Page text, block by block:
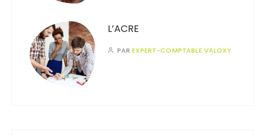
L’ACRE
PAREXPERT-COMPTABLE VALOXY